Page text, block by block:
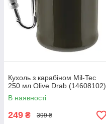
Кухоль з карабіном Mil-Tec
250 мл Olive Drab (14608102)
В наявності
249 ₴ 399 ₴